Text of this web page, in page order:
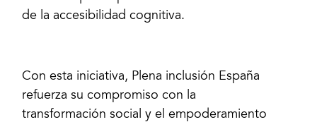
de la accesibilidad cognitiva.
Con esta iniciativa, Plena inclusión España
refuerza su compromiso con la
transformación social y el empoderamiento